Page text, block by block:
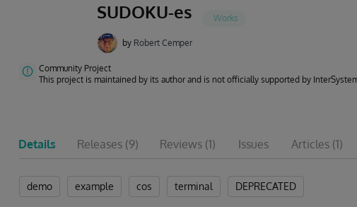
SUDOKU-es
by Robert Cemper
Community Project
This project is maintained by its author and is not officially supported by
Details Releases (9) Reviews (1) Issues Articles (1)
demo example cos terminal DEPRECATED